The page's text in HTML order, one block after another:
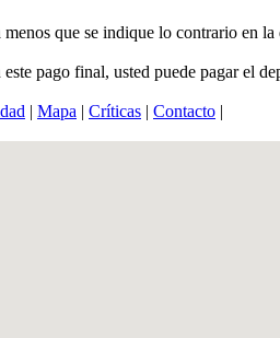
que se indique lo contrario en la
pago final, usted puede pagar el
| Mapa | Críticas | Contacto |